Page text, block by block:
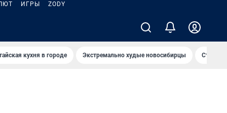
ИГРЫ ZODY
кухня в городе Экстремально худые новосибирцы Старт